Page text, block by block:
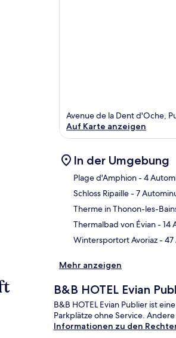
Avenue de la Dent d'Oche,
Auf Karte anzeigen
In der Umgebung
Plage d'Amphion- 4
Schloss Ripaille- 7
Therme in Thonon-les-
Thermalbad von Évian- 14
Wintersportort Avoriaz- 47
Mehr anzeigen
B&B HOTEL Evian
B&B HOTEL Evian Publier ist
Parkplätze ohne Service.
Informationen zu den